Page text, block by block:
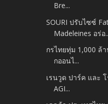
Bre...
SOURI ปรับไซซ์
Madeleines อร่อ
กรไทยทุ่ม 1,000 ล้
กออนไ...
เรนวูด ปาร์ค และ
AGI...